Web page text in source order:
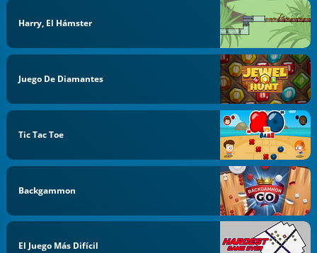
Harry, El Hámster
Juego De Diamantes
Tic Tac Toe
Backgammon
El Juego Más Difícil